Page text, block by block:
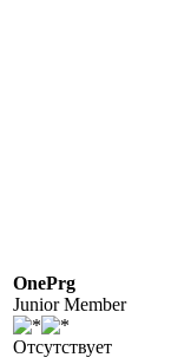
OnePrg
Junior Member
Отсутствует